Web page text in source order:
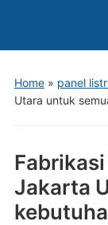
Home» panel
Utara untuk
Jakarta